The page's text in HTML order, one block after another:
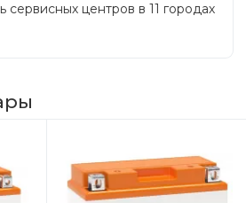
сервисных центров в 11 городах